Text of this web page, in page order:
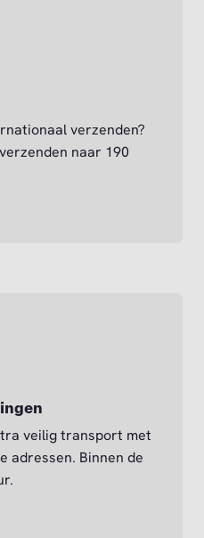
verzenden?
naar 190
veilig transport met
adressen. Binnen de